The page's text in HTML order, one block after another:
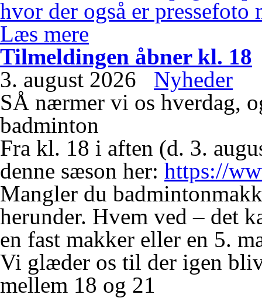
hvor der også er pressefoto
Læs mere
Tilmeldingen åbner kl. 18
3. august 2026
Nyheder
SÅ nærmer vi os hverdag,
badminton
Fra kl. 18 i aften (d. 3.
denne sæson her: https://
Mangler du
herunder. Hvem ved – det
en fast makker eller en 5.
Vi glæder os til der igen
mellem 18 og 21